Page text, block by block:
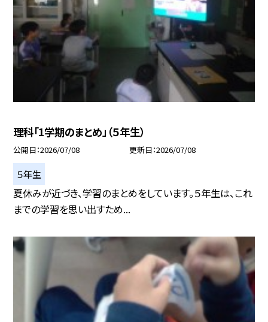
理科「1学期のまとめ」（５年生）
公開日 2026/07/08 更新日 2026/07/08
５年生
夏休みが近づき、学習のまとめをしています。５年生は、これ
までの学習を思い出すため...